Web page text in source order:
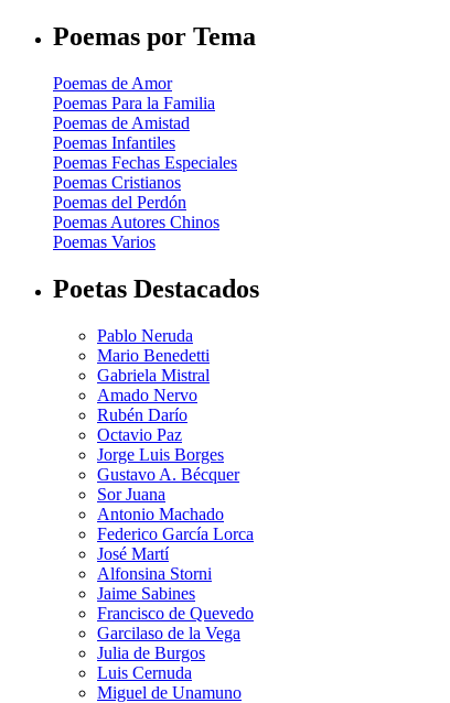
Poemas por Tema
Poemas de Amor
Poemas Para la Familia
Poemas de Amistad
Poemas Infantiles
Poemas Fechas Especiales
Poemas Cristianos
Poemas del Perdón
Poemas Autores Chinos
Poemas Varios
Poetas Destacados
Pablo Neruda
Mario Benedetti
Gabriela Mistral
Amado Nervo
Rubén Darío
Octavio Paz
Jorge Luis Borges
Gustavo A. Bécquer
Sor Juana
Antonio Machado
Federico García Lorca
José Martí
Alfonsina Storni
Jaime Sabines
Francisco de Quevedo
Garcilaso de la Vega
Julia de Burgos
Luis Cernuda
Miguel de Unamuno